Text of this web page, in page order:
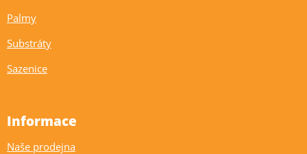
Palmy
Substráty
Sazenice
Informace
Naše prodejna